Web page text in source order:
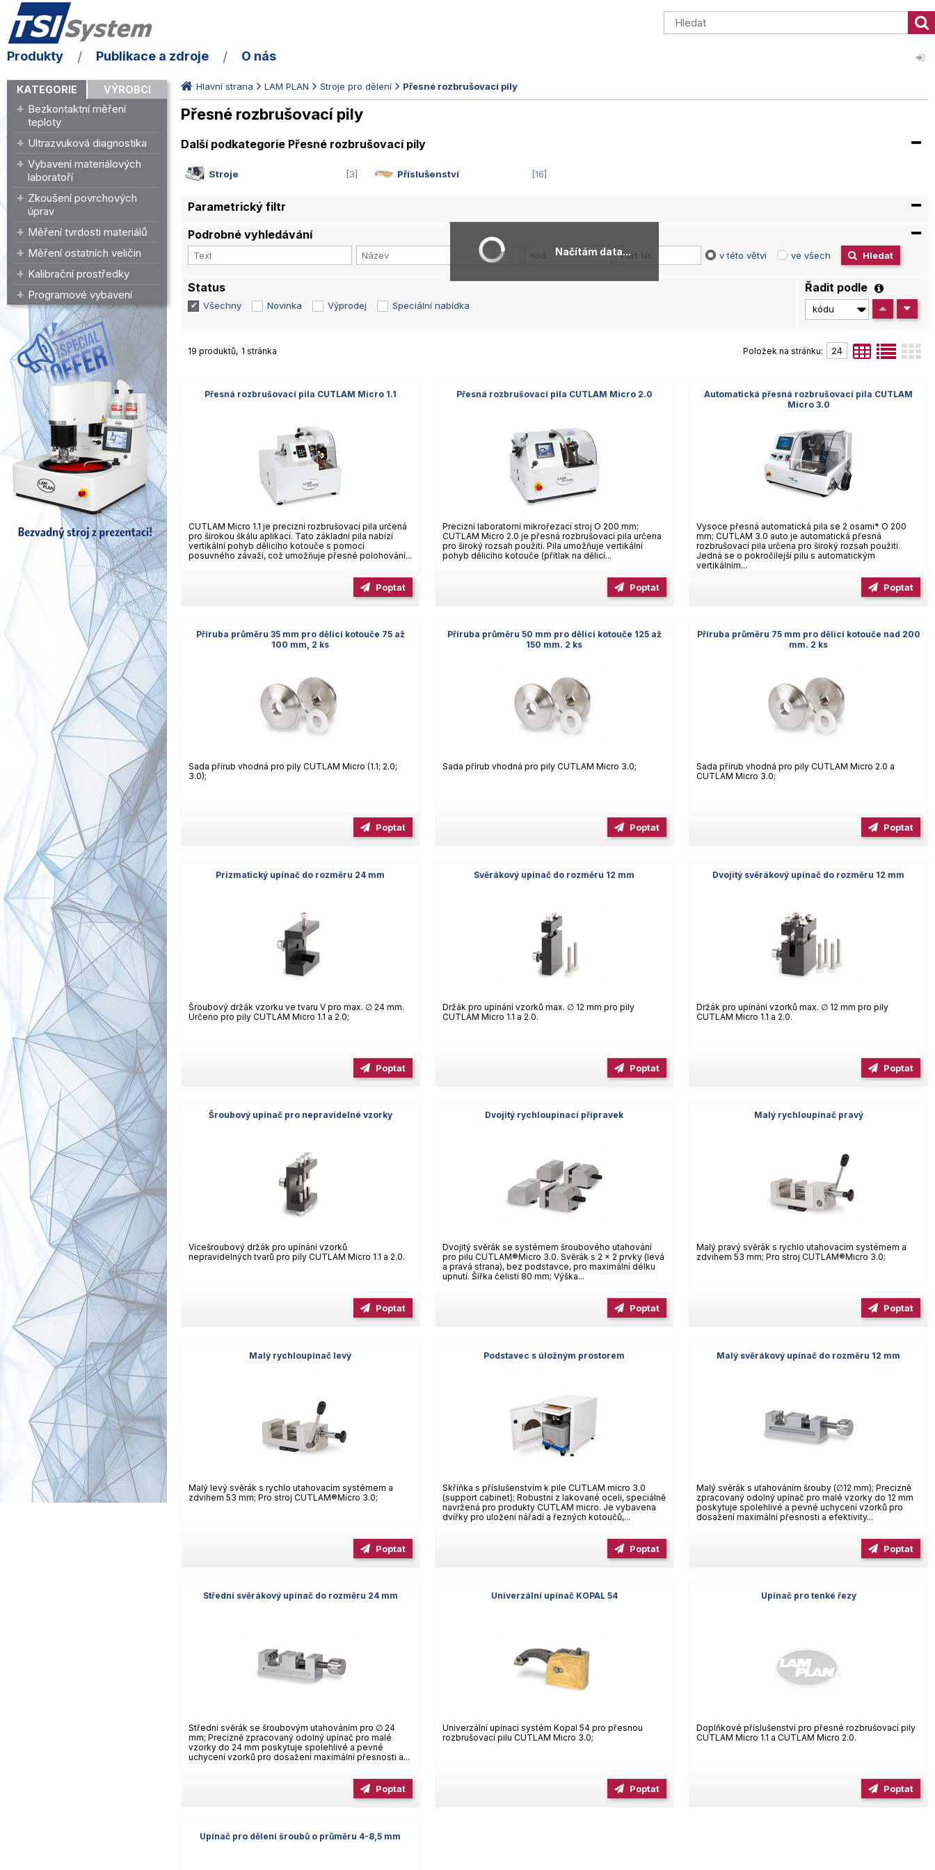
Produkty Publikace a zdroje O nás
KATEGORIE VÝROBCI
Bezkontaktní měření
teploty
Ultrazvuková diagnostika
Vybavení materiálových
laboratoří
Zkoušení povrchových
úprav
Měření tvrdosti materiálů
Měření ostatních veličin
Kalibrační prostředky
Programové vybavení
Hlavní strana LAM PLAN Stroje pro dělení Přesné rozbrušovací pily
Přesné rozbrušovací pily
Další podkategorie Přesné rozbrušovací pily
Stroje 3 Příslušenství 16
Parametrický filtr
Podrobné vyhledávání
v této větvi ve všech Hledat
Status
Všechny Novinka Výprodej Speciální nabídka
Řadit podle
19 produktů 1 stránka Položek na stránku:
Přesná rozbrušovací pila CUTLAM Micro 1.1
CUTLAM Micro 1.1 je precizní rozbrušovací pila určená
pro širokou škálu aplikací. Tato základní pila nabízí
vertikální pohyb dělicího kotouče s pomocí
posuvného závaží, což umožňuje přesné polohování...
Poptat
Přesná rozbrušovací pila CUTLAM Micro 2.0
Precizní laboratorní mikrořezací stroj O 200 mm;
CUTLAM Micro 2.0 je přesná rozbrušovací pila určena
pro široký rozsah použití. Pila umožňuje vertikální
pohyb dělicího kotouče (přítlak na dělicí...
Poptat
Automatická přesná rozbrušovací pila CUTLAM
Micro 3.0
Vysoce přesná automatická pila se 2 osami* O 200
mm; CUTLAM 3.0 auto je automatická přesná
rozbrušovací pila určena pro široký rozsah použití.
Jedná se o pokročilejší pilu s automatickým
vertikálním...
Poptat
Příruba průměru 35 mm pro dělicí kotouče 75 až
100 mm, 2 ks
Sada přírub vhodná pro pily CUTLAM Micro (1.1; 2.0;
3.0);
Poptat
Příruba průměru 50 mm pro dělicí kotouče 125 až
150 mm. 2 ks
Sada přírub vhodná pro pily CUTLAM Micro 3.0;
Poptat
Příruba průměru 75 mm pro dělicí kotouče nad 200
mm. 2 ks
Sada přírub vhodná pro pily CUTLAM Micro 2.0 a
CUTLAM Micro 3.0;
Poptat
Prizmatický upínač do rozměru 24 mm
Šroubový držák vzorku ve tvaru V pro max. ∅ 24 mm.
Určeno pro pily CUTLAM Micro 1.1 a 2.0;
Poptat
Svěrákový upínač do rozměru 12 mm
Držák pro upínání vzorků max. ∅ 12 mm pro pily
CUTLAM Micro 1.1 a 2.0.
Poptat
Dvojitý svěrákový upínač do rozměru 12 mm
Držák pro upínání vzorků max. ∅ 12 mm pro pily
CUTLAM Micro 1.1 a 2.0.
Poptat
Šroubový upínač pro nepravidelné vzorky
Vícešroubový držák pro upínání vzorků
nepravidelných tvarů pro pily CUTLAM Micro 1.1 a 2.0.
Poptat
Dvojitý rychloupínací přípravek
Dvojitý svěrák se systémem šroubového utahování
pro pilu CUTLAM®Micro 3.0. Svěrák s 2 x 2 prvky (levá
a pravá strana), bez podstavce, pro maximální délku
upnutí. Šířka čelistí 80 mm; Výška...
Poptat
Malý rychloupínač pravý
Malý pravý svěrák s rychlo utahovacím systémem a
zdvihem 53 mm; Pro stroj CUTLAM®Micro 3.0;
Poptat
Malý rychloupínač levý
Malý levý svěrák s rychlo utahovacím systémem a
zdvihem 53 mm; Pro stroj CUTLAM®Micro 3.0;
Poptat
Podstavec s úložným prostorem
Skříňka s příslušenstvím k pile CUTLAM micro 3.0
(support cabinet); Robustní z lakované oceli, speciálně
navržená pro produkty CUTLAM micro. Je vybavena
dvířky pro uložení nářadí a řezných kotoučů,...
Poptat
Malý svěrákový upínač do rozměru 12 mm
Malý svěrák s utahováním šrouby (∅12 mm); Precizně
zpracovaný odolný upínač pro malé vzorky do 12 mm
poskytuje spolehlivé a pevné uchycení vzorků pro
dosažení maximální přesnosti a efektivity...
Poptat
Střední svěrákový upínač do rozměru 24 mm
Střední svěrák se šroubovým utahováním pro ∅ 24
mm; Precizně zpracovaný odolný upínač pro malé
vzorky do 24 mm poskytuje spolehlivé a pevné
uchycení vzorků pro dosažení maximální přesnosti a...
Poptat
Univerzální upínač KOPAL 54
Univerzální upínací systém Kopal 54 pro přesnou
rozbrušovací pilu CUTLAM Micro 3.0;
Poptat
Upínač pro tenké řezy
Doplňkové příslušenství pro přesné rozbrušovací pily
CUTLAM Micro 1.1 a CUTLAM Micro 2.0.
Poptat
Upínač pro dělení šroubů o průměru 4-8,5 mm
Načítám data...